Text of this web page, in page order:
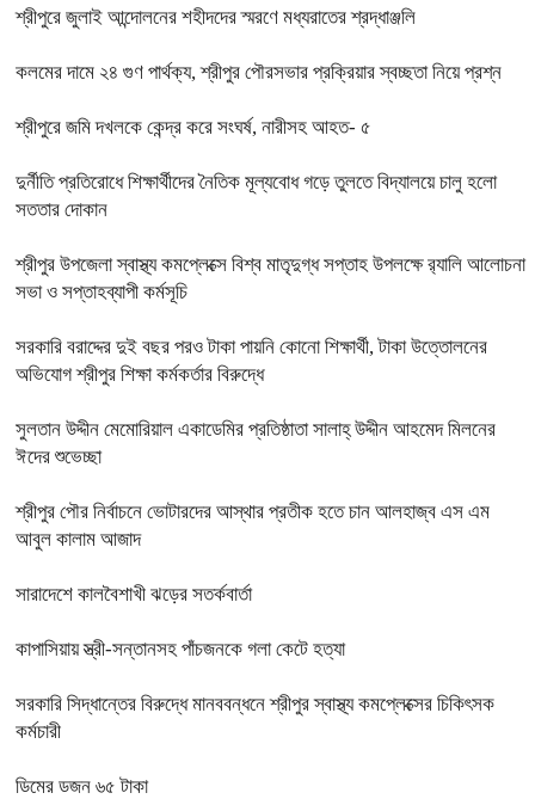
শ্রীপুরে জুলাই আন্দোলনের শহীদদের স্মরণে মধ্যরাতের শ্রদ্ধাঞ্জলি
কলমের দামে ২৪ গুণ পার্থক্য, শ্রীপুর পৌরসভার প্রক্রিয়ার স্বচ্ছতা নিয়ে প্রশ্ন
শ্রীপুরে জমি দখলকে কেন্দ্র করে সংঘর্ষ, নারীসহ আহত- ৫
দুর্নীতি প্রতিরোধে শিক্ষার্থীদের নৈতিক মূল্যবোধ গড়ে তুলতে বিদ্যালয়ে চালু হলো
সততার দোকান
শ্রীপুর উপজেলা স্বাস্থ্য কমপ্লেক্সে বিশ্ব মাতৃদুগ্ধ সপ্তাহ উপলক্ষে র‍্যালি আলোচনা
সভা ও সপ্তাহব্যাপী কর্মসূচি
সরকারি বরাদ্দের দুই বছর পরও টাকা পায়নি কোনো শিক্ষার্থী, টাকা উত্তোলনের
অভিযোগ শ্রীপুর শিক্ষা কর্মকর্তার বিরুদ্ধে
সুলতান উদ্দীন মেমোরিয়াল একাডেমির প্রতিষ্ঠাতা সালাহ্ উদ্দীন আহমেদ মিলনের
ঈদের শুভেচ্ছা
শ্রীপুর পৌর নির্বাচনে ভোটারদের আস্থার প্রতীক হতে চান আলহাজ্ব এস এম
আবুল কালাম আজাদ
সারাদেশে কালবৈশাখী ঝড়ের সতর্কবার্তা
কাপাসিয়ায় স্ত্রী-সন্তানসহ পাঁচজনকে গলা কেটে হত্যা
সরকারি সিদ্ধান্তের বিরুদ্ধে মানববন্ধনে শ্রীপুর স্বাস্থ্য কমপ্লেক্সের চিকিৎসক
কর্মচারী
ডিমের ডজন ৬৫ টাকা